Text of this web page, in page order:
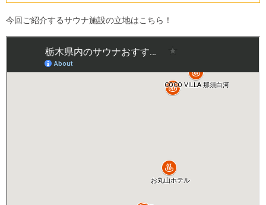
今回ご紹介するサウナ施設の立地はこちら！